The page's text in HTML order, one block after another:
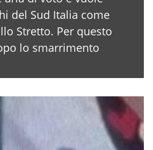
del Sud Italia come
Stretto. Per questo
lo smarrimento